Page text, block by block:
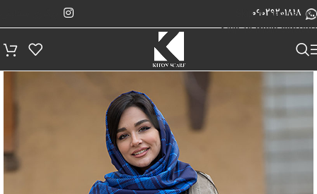
Skip to navigation
Skip to main content
09029201818